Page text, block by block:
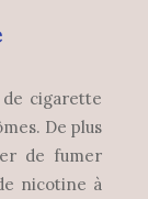
cigarette
De plus
de fumer
nicotine à